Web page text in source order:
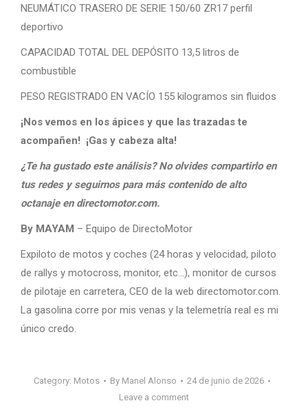
NEUMÁTICO TRASERO DE SERIE 150/60 ZR17 perfil
deportivo
CAPACIDAD TOTAL DEL DEPÓSITO 13,5 litros de
combustible
PESO REGISTRADO EN VACÍO 155 kilogramos sin fluidos
¡Nos vemos en los ápices y que las trazadas te
acompañen! ¡Gas y cabeza alta!
¿Te ha gustado este análisis? No olvides compartirlo en
tus redes y seguirnos para más contenido de alto
octanaje en directomotor.com.
By MAYAM – Equipo de DirectoMotor
Expiloto de motos y coches (24 horas y velocidad, piloto
de rallys y motocross, monitor, etc…), monitor de cursos
de pilotaje en carretera, CEO de la web directomotor.com.
La gasolina corre por mis venas y la telemetría real es mi
único credo.
Category: Motos By Manel Alonso
24 de junio de 2026
Leave a comment